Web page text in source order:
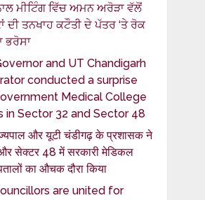
ਮੀਟਿੰਗ ਵਿੱਚ ਅਮਨ ਅਰੋੜਾ ਵੱਲੋਂ
ਤਨਖਾਹ ਕਟੌਤੀ ਦੇ ਪੱਤਰ ‘ਤੇ ਰੋਕ
ਭਰੋਸਾ
and UT Chandigarh
conducted a surprise
Medical College
in Sector 32 and Sector 48
और यूटी चंडीगढ़ के प्रशासक ने
सेक्टर 48 में सरकारी मेडिकल
का औचक दौरा किया
are united for